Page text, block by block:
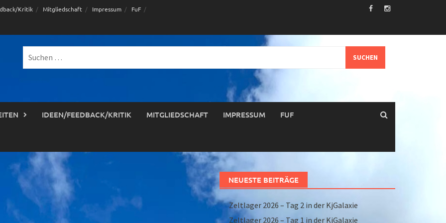
Kritik Mitgliedschaft Impressum FuF
nach:
IDEEN/FEEDBACK/KRITIK MITGLIEDSCHAFT IMPRESSUM FUF
NEUESTE BEITRÄGE
Zeltlager 2026 – Tag 2 in der KjGalaxie
Zeltlager 2026 – Tag 1 in der KjGalaxie